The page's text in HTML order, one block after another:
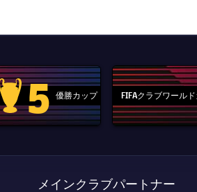
Champions League trophy
5 優勝カップ FIFAクラブワール
メインクラブパートナー